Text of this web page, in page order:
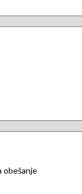
obešanje